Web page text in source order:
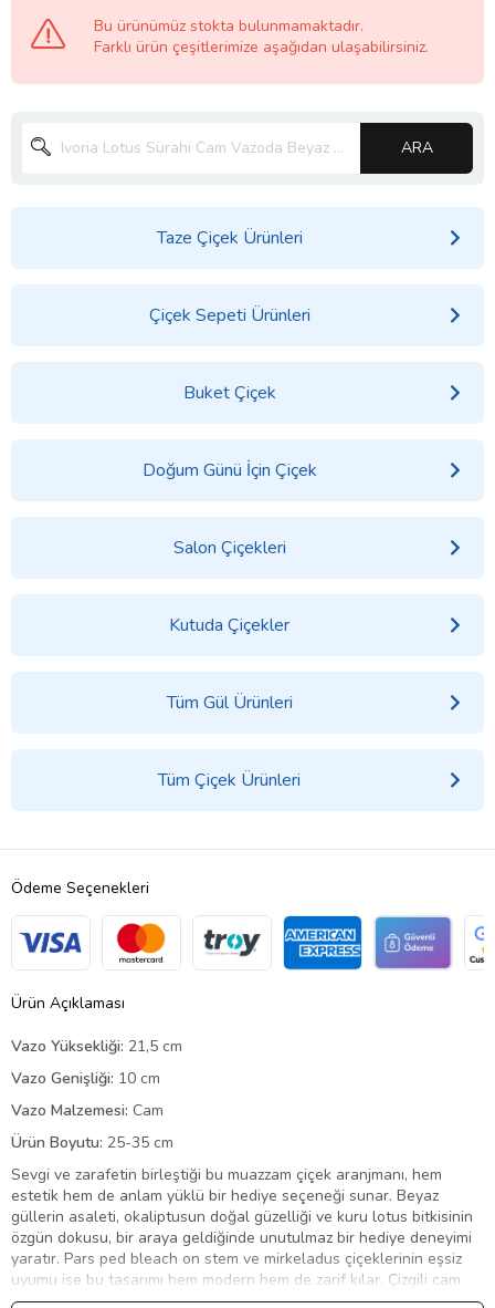
Bu ürünümüz stokta bulunmamaktadır.
Farklı ürün çeşitlerimize aşağıdan ulaşabilirsiniz.
ARA
Taze Çiçek Ürünleri
Çiçek Sepeti Ürünleri
Buket Çiçek
Doğum Günü İçin Çiçek
Salon Çiçekleri
Kutuda Çiçekler
Tüm Gül Ürünleri
Tüm Çiçek Ürünleri
Ödeme Seçenekleri
Ürün Açıklaması
Vazo Yüksekliği: 21,5 cm
Vazo Genişliği: 10 cm
Vazo Malzemesi: Cam
Ürün Boyutu: 25-35 cm
Sevgi ve zarafetin birleştiği bu muazzam çiçek aranjmanı, hem
estetik hem de anlam yüklü bir hediye seçeneği sunar. Beyaz
güllerin asaleti, okaliptusun doğal güzelliği ve kuru lotus bitkisinin
özgün dokusu, bir araya geldiğinde unutulmaz bir hediye deneyimi
yaratır. Pars ped bleach on stem ve mirkeladus çiçeklerinin eşsiz
uyumu ise bu tasarımı hem modern hem de zarif kılar. Çizgili cam
sürahi vazo ve koyu yeşil kurdeleyle tamamlanan bu şık aranjman,